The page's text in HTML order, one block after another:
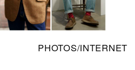
PHOTOS/INTERNET